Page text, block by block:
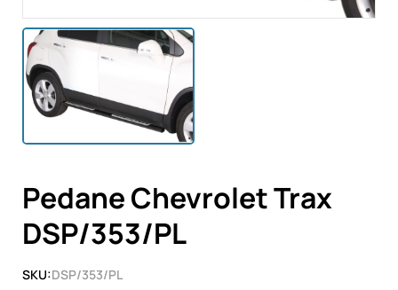
Pedane Chevrolet Trax
DSP/353/PL
SKU:DSP/353/PL